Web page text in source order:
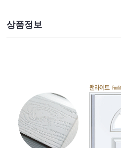
상품정보